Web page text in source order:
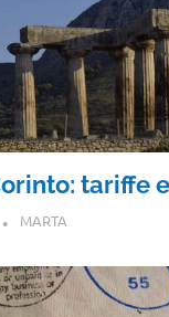
tariffe
MARTA